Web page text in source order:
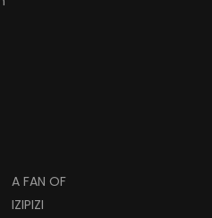
A FAN OF
IZIPIZI